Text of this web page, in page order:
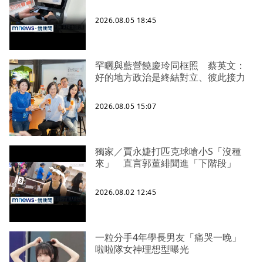
2026.08.05 18:45
罕曬與藍營饒慶玲同框照 蔡英文：
好的地方政治是終結對立、彼此接力
2026.08.05 15:07
獨家／賈永婕打匹克球嗆小S「沒種
來」 直言郭董緋聞進「下階段」
2026.08.02 12:45
一粒分手4年學長男友「痛哭一晚」
啦啦隊女神理想型曝光